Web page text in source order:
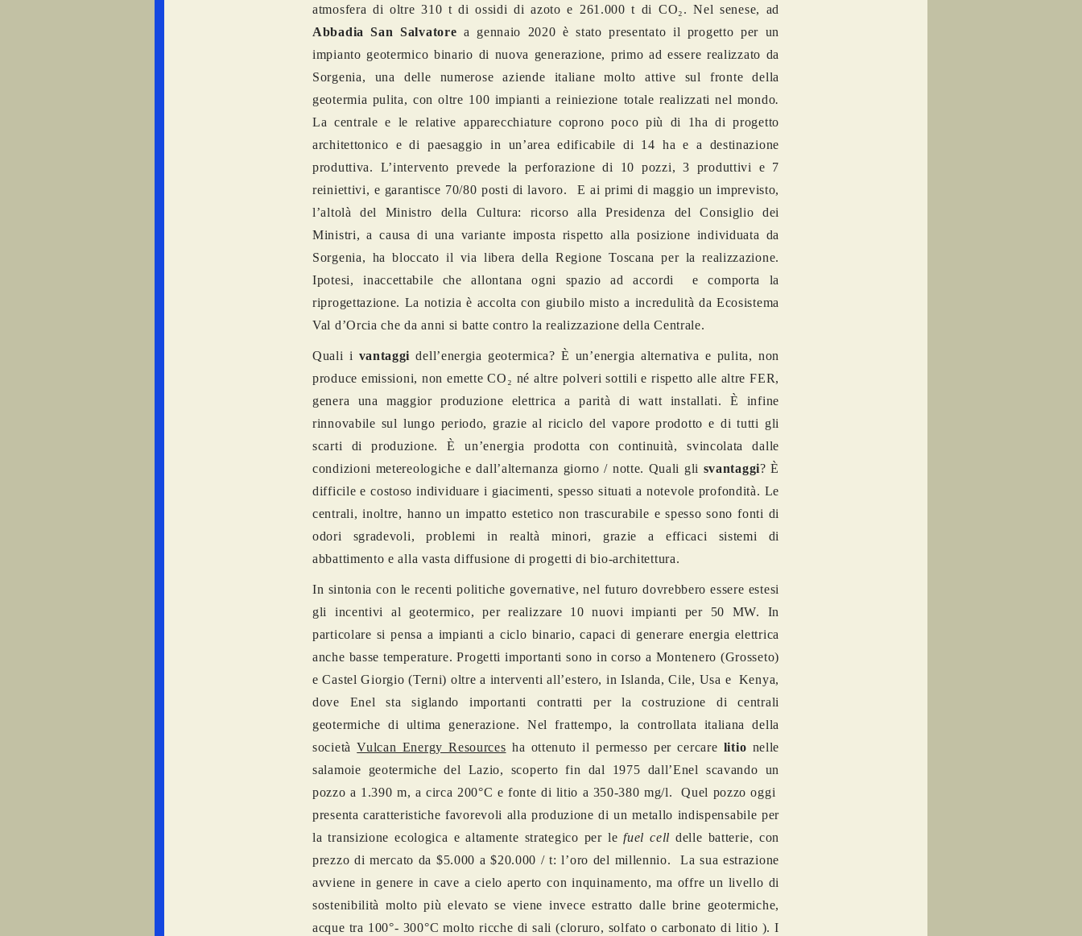
atmosfera di oltre 310 t di ossidi di azoto e 261.000 t di CO₂. Nel senese, ad
Abbadia San Salvatore a gennaio 2020 è stato presentato il progetto per un
impianto geotermico binario di nuova generazione, primo ad essere realizzato da
Sorgenia, una delle numerose aziende italiane molto attive sul fronte della
geotermia pulita, con oltre 100 impianti a reiniezione totale realizzati nel mondo.
La centrale e le relative apparecchiature coprono poco più di 1ha di progetto
architettonico e di paesaggio in un’area edificabile di 14 ha e a destinazione
produttiva. L’intervento prevede la perforazione di 10 pozzi, 3 produttivi e 7
reiniettivi, e garantisce 70/80 posti di lavoro.
E ai primi di maggio un imprevisto,
l’altolà del Ministro della Cultura: ricorso alla Presidenza del Consiglio dei
Ministri, a causa di una variante imposta rispetto alla posizione individuata da
Sorgenia, ha bloccato il via libera della Regione Toscana per la realizzazione.
Ipotesi, inaccettabile che allontana ogni spazio ad accordi e comporta la
riprogettazione. La notizia è accolta con giubilo misto a incredulità da Ecosistema
Val d’Orcia che da anni si batte contro la realizzazione della Centrale.
Quali i vantaggi dell’energia geotermica? È un’energia alternativa e pulita, non
produce emissioni, non emette CO₂ né altre polveri sottili e rispetto alle altre FER,
genera una maggior produzione elettrica a parità di watt installati. È infine
rinnovabile sul lungo periodo, grazie al riciclo del vapore prodotto e di tutti gli
scarti di produzione. È un’energia prodotta con continuità, svincolata dalle
condizioni metereologiche e dall’alternanza giorno / notte. Quali gli svantaggi? È
difficile e costoso individuare i giacimenti, spesso situati a notevole profondità. Le
centrali, inoltre, hanno un impatto estetico non trascurabile e spesso sono fonti di
odori sgradevoli, problemi in realtà minori, grazie a efficaci sistemi di
abbattimento e alla vasta diffusione di progetti di bio-architettura.
In sintonia con le recenti politiche governative, nel futuro dovrebbero essere estesi
gli incentivi al geotermico, per realizzare 10 nuovi impianti per 50 MW. In
particolare si pensa a impianti a ciclo binario, capaci di generare energia elettrica
anche basse temperature. Progetti importanti sono in corso a Montenero (Grosseto)
e Castel Giorgio (Terni) oltre a interventi all’estero, in Islanda, Cile, Usa e Kenya,
dove Enel sta siglando importanti contratti per la costruzione di centrali
geotermiche di ultima generazione. Nel frattempo, la controllata italiana della
societàVulcan Energy Resources ha ottenuto il permesso per cercare litio nelle
salamoie geotermiche del Lazio, scoperto fin dal 1975 dall’Enel scavando un
pozzo a 1.390 m, a circa 200°C e fonte di litio a 350-380 mg/l. Quel pozzo oggi
presenta caratteristiche favorevoli alla produzione di un metallo indispensabile per
la transizione ecologica e altamente strategico per lefuel cell delle batterie, con
prezzo di mercato da $5.000 a $20.000 / t: l’oro del millennio. La sua estrazione
avviene in genere in cave a cielo aperto con inquinamento, ma offre un livello di
sostenibilità molto più elevato se viene invece estratto dalle brine geotermiche,
acque tra 100°- 300°C molto ricche di sali (cloruro, solfato o carbonato di litio ). I